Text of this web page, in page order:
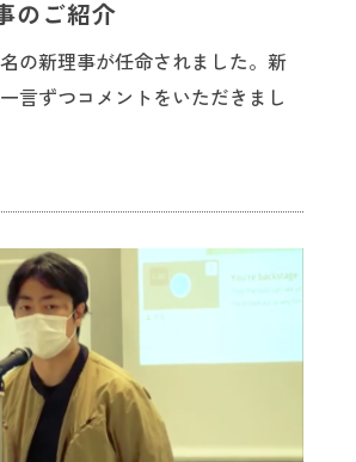
のご紹介
の新理事が任命されました。新
言ずつコメントをいただきまし